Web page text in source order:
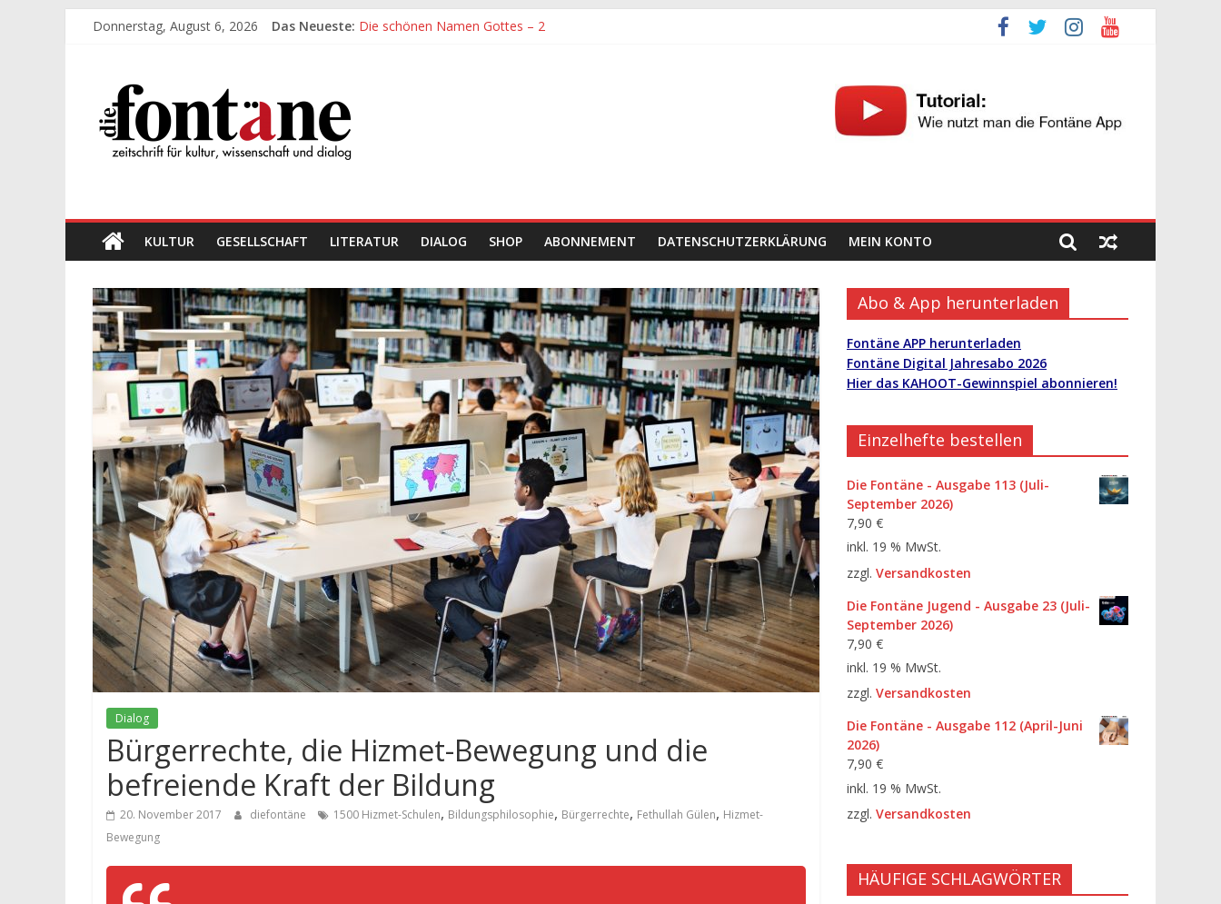
ZumDonnerstag, August 6, 2026 Das Neueste: Die schönen Namen Gottes – 2
Die
Fontäne
kultur,
wissenschaft
und
KULTUR GESELLSCHAFT LITERATUR DIALOG SHOP ABONNEMENT DATENSCHUTZERKLÄRUNG MEIN KONTO
Dialog
Bürgerrechte, die Hizmet-Bewegung und die
befreiende Kraft der Bildung
20. November 2017 diefontäne 1500 Hizmet-Schulen, Bildungsphilosophie, Bürgerrechte, Fethullah Gülen, Hizmet-
Bewegung
Abo & App herunterladen
Fontäne APP herunterladen
Fontäne Digital Jahresabo 2026
Hier das KAHOOT-Gewinnspiel abonnieren!
Einzelhefte bestellen
Die Fontäne - Ausgabe 113 (Juli-
September 2026)
7,90 €
inkl. 19 % MwSt.
zzgl. Versandkosten
Die Fontäne Jugend - Ausgabe 23 (Juli-
September 2026)
7,90 €
inkl. 19 % MwSt.
zzgl. Versandkosten
Die Fontäne - Ausgabe 112 (April-Juni
2026)
7,90 €
inkl. 19 % MwSt.
zzgl. Versandkosten
HÄUFIGE SCHLAGWÖRTER